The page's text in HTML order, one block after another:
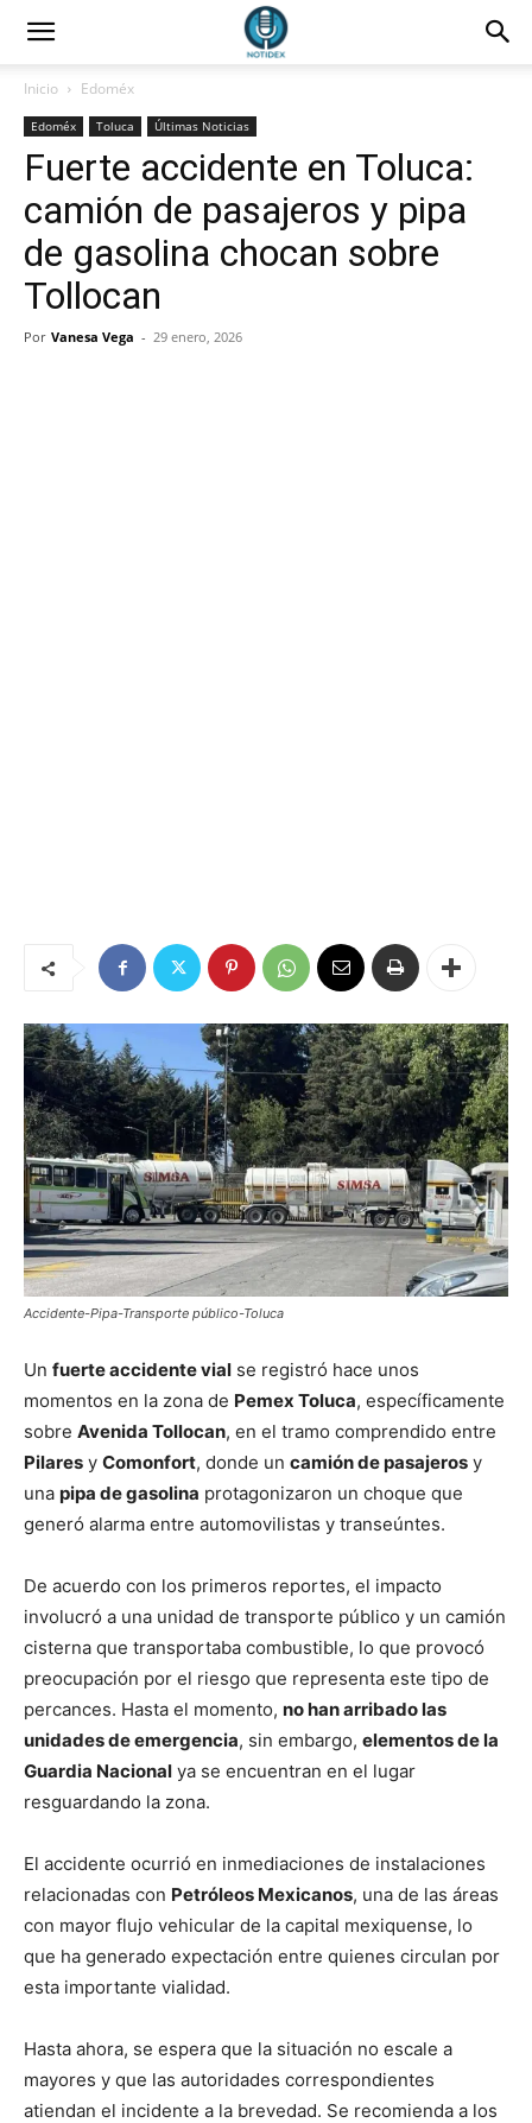
Inicio Edoméx
Edoméx Toluca Últimas Noticias
Fuerte accidente en Toluca:
camión de pasajeros y pipa
de gasolina chocan sobre
Tollocan
Por Vanesa Vega - 29 enero, 2026
Accidente-Pipa-Transporte público-Toluca
Un fuerte accidente vial se registró hace unos
momentos en la zona de Pemex Toluca, específicamente
sobre Avenida Tollocan, en el tramo comprendido entre
Pilares y Comonfort, donde un camión de pasajeros y
una pipa de gasolina protagonizaron un choque que
generó alarma entre automovilistas y transeúntes.
De acuerdo con los primeros reportes, el impacto
involucró a una unidad de transporte público y un camión
cisterna que transportaba combustible, lo que provocó
preocupación por el riesgo que representa este tipo de
percances. Hasta el momento, no han arribado las
unidades de emergencia, sin embargo, elementos de la
Guardia Nacional ya se encuentran en el lugar
resguardando la zona.
El accidente ocurrió en inmediaciones de instalaciones
relacionadas con Petróleos Mexicanos, una de las áreas
con mayor flujo vehicular de la capital mexiquense, lo
que ha generado expectación entre quienes circulan por
esta importante vialidad.
Hasta ahora, se espera que la situación no escale a
mayores y que las autoridades correspondientes
atiendan el incidente a la brevedad. Se recomienda a los